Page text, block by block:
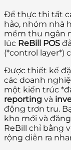
Để thực thi tất
hảo, nhóm nhà
mềm thu ngân
lúc ReBill POS
(*control layer*)
Được thiết kế
các doanh
một kiến trúc
reporting và
động trơn tru.
kho mới và
ReBill chỉ bằng
rộng diễn ra